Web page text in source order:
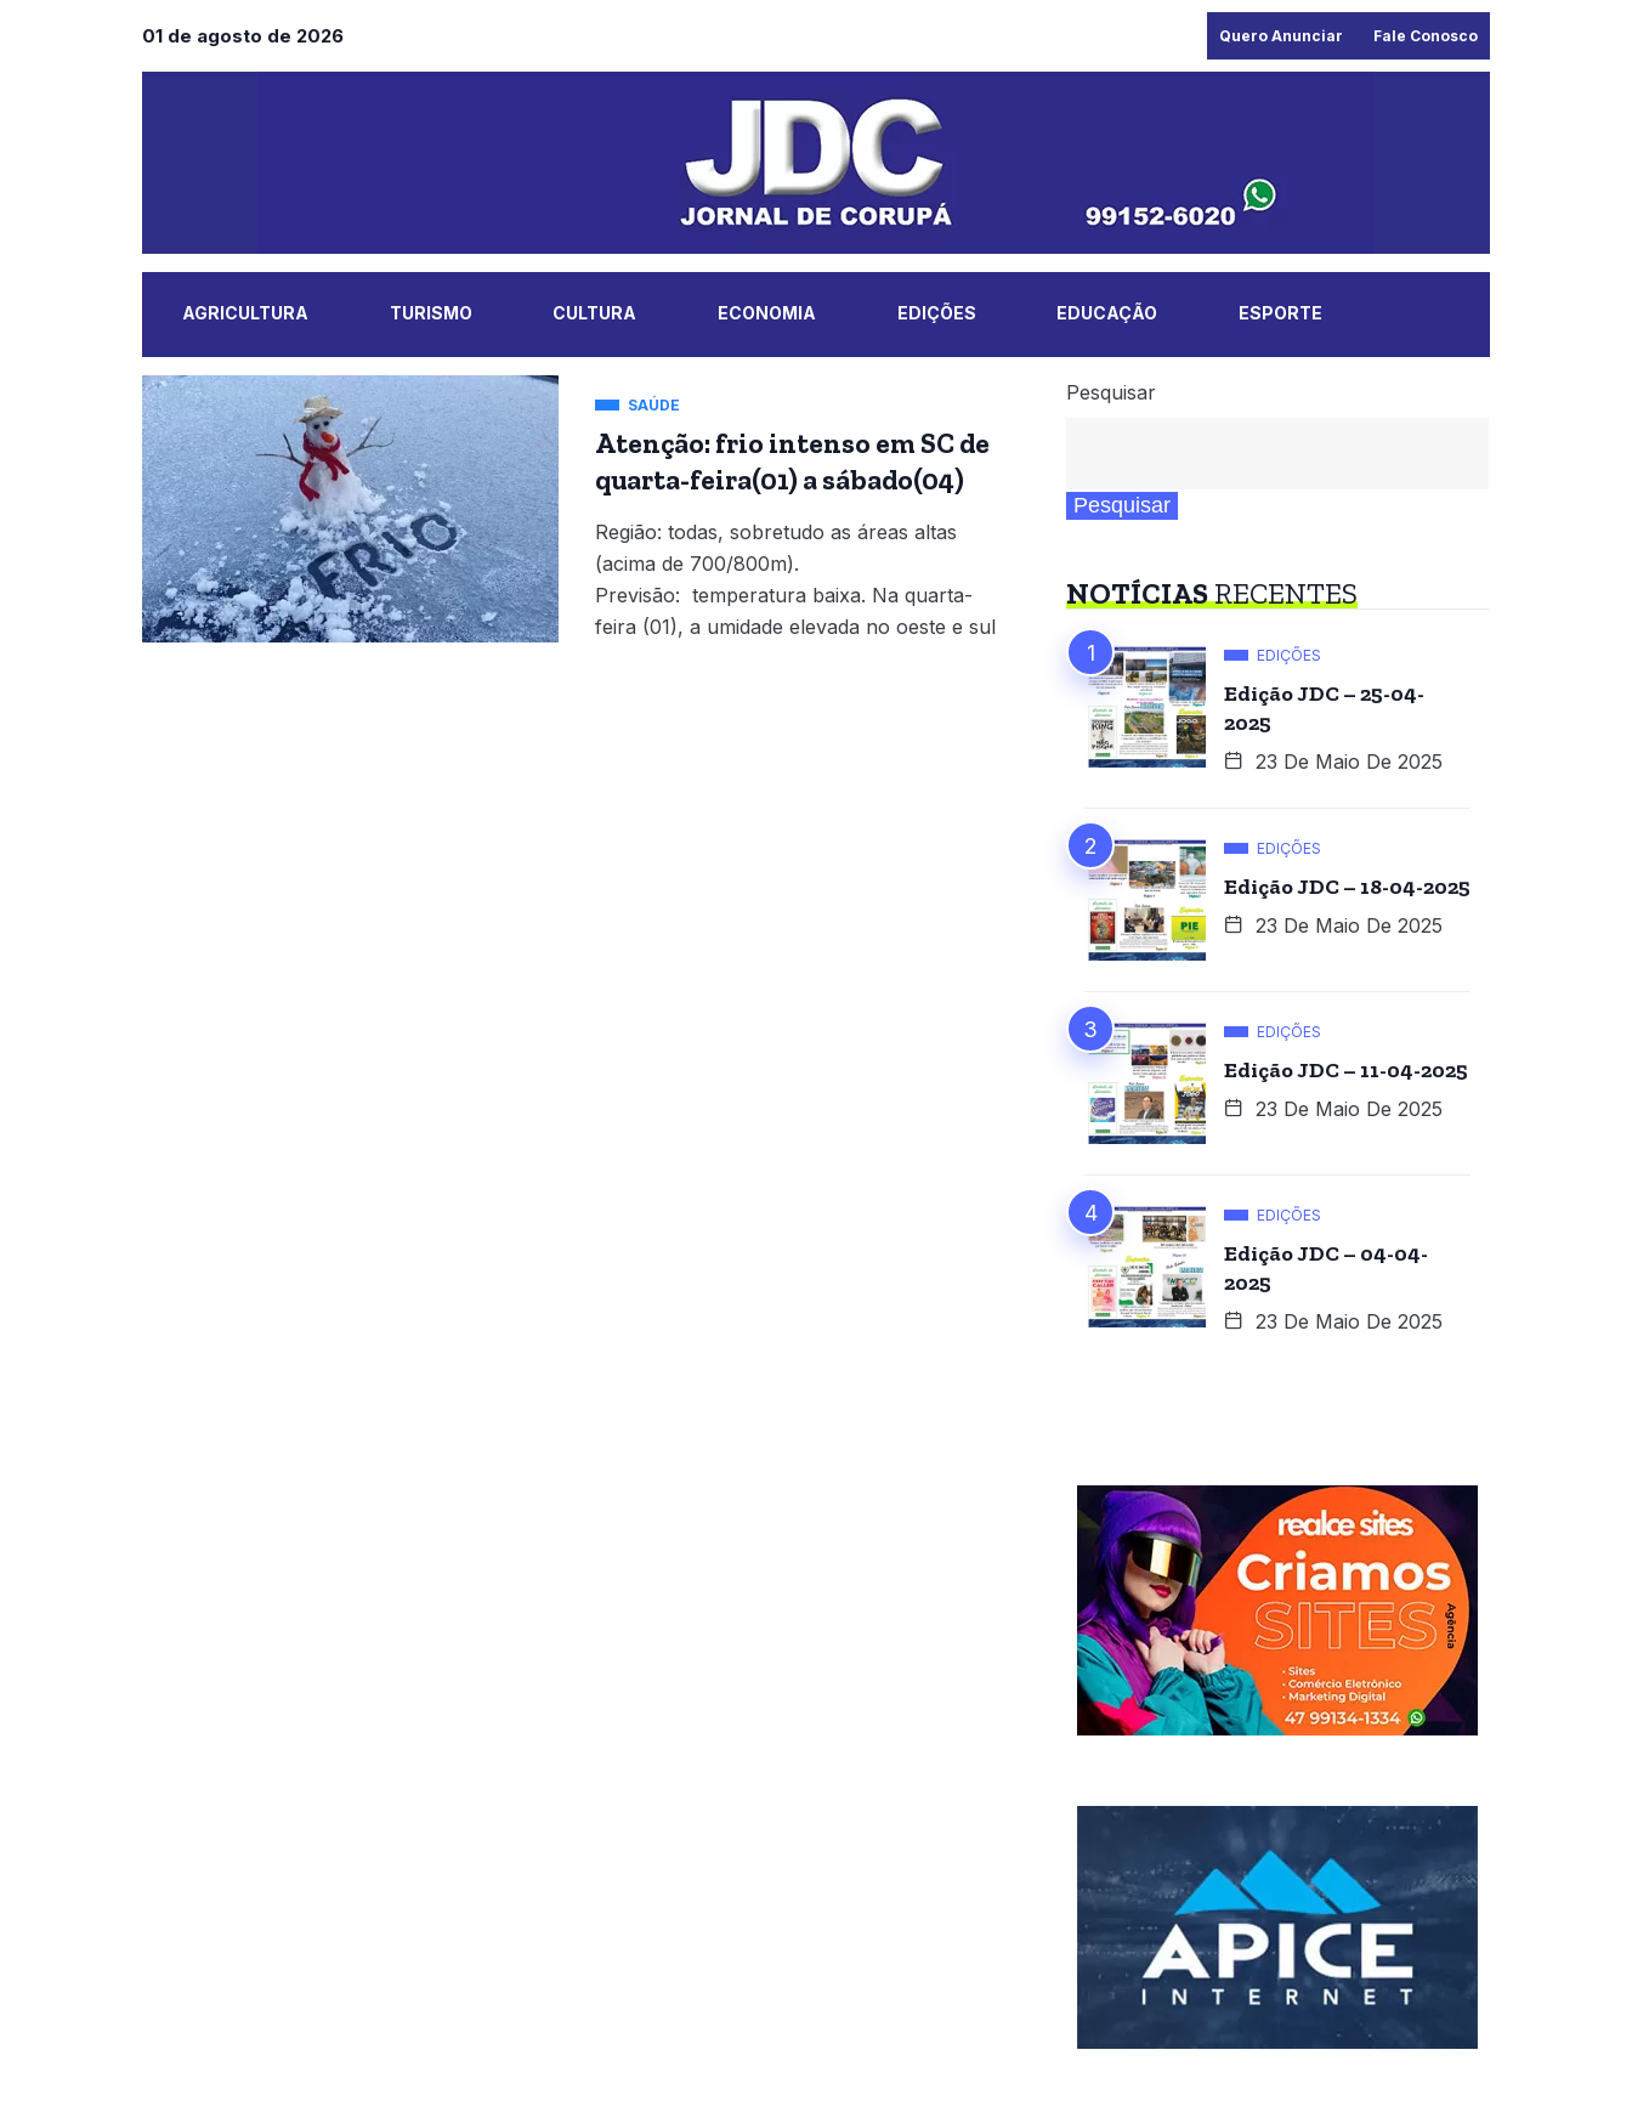
01 de agosto de 2026 Quero Anunciar Fale Conosco
AGRICULTURA TURISMO CULTURA ECONOMIA EDIÇÕES EDUCAÇÃO ESPORTE
MAIS SAÚDE
Atenção: frio intenso em SC de
quarta-feira(01) a sábado(04)
Região: todas, sobretudo as áreas altas
(acima de 700/800m).
Previsão: temperatura baixa. Na quarta-
feira (01), a umidade elevada no oeste e sul
Pesquisar
Pesquisar
NOTÍCIASRECENTES
EDIÇÕES
Edição JDC – 25-04-
2025
23 De Maio De 2025
EDIÇÕES
Edição JDC – 18-04-2025
23 De Maio De 2025
EDIÇÕES
Edição JDC – 11-04-2025
23 De Maio De 2025
EDIÇÕES
Edição JDC – 04-04-
2025
23 De Maio De 2025